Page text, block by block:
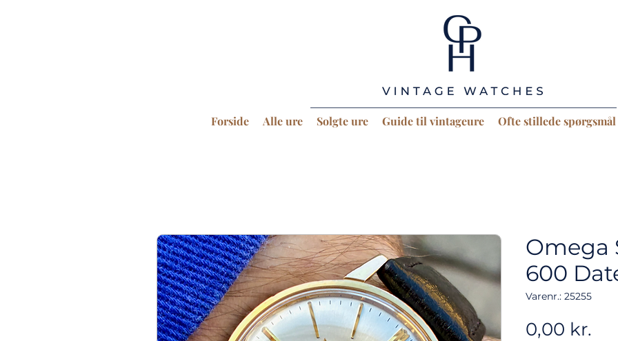
Forside Alle ure Solgte ure Guide til vintageure Ofte stillede spørgsmål
Omega
600
Varenr.: 25255
0,00 kr.